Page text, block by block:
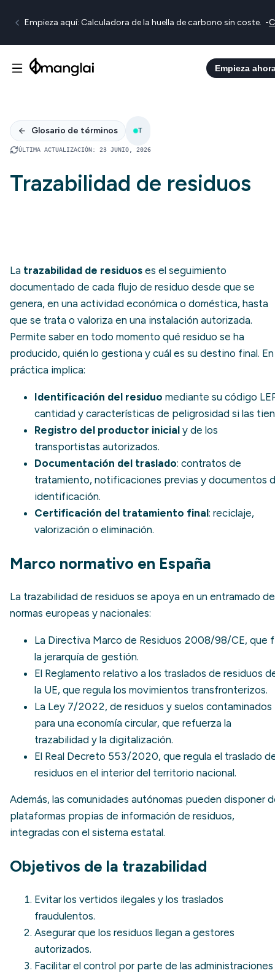
Empieza aquí: Calculadora de la huella de carbono sin coste. -
Empieza
Glosario de términos T
ÚLTIMA ACTUALIZACIÓN: 23 JUNIO, 2026
Trazabilidad de residuos
La trazabilidad de residuos es el seguimiento
documentado de cada flujo de residuo desde que se
genera, en una actividad económica o doméstica, hasta
que se trata o valoriza en una instalación autorizada.
Permite saber en todo momento qué residuo se ha
producido, quién lo gestiona y cuál es su destino final. En
práctica implica:
Identificación del residuo mediante su código
cantidad y características de peligrosidad si las
Registro del productor inicial y de los
transportistas autorizados.
Documentación del traslado: contratos de
tratamiento, notificaciones previas y documentos
identificación.
Certificación del tratamiento final: reciclaje,
valorización o eliminación.
Marco normativo en España
La trazabilidad de residuos se apoya en un entramado de
normas europeas y nacionales:
La Directiva Marco de Residuos 2008/98/CE, que
la jerarquía de gestión.
El Reglamento relativo a los traslados de residuos
la UE, que regula los movimientos transfronterizos.
La Ley 7/2022, de residuos y suelos contaminados
para una economía circular, que refuerza la
trazabilidad y la digitalización.
El Real Decreto 553/2020, que regula el traslado
residuos en el interior del territorio nacional.
Además, las comunidades autónomas pueden disponer
plataformas propias de información de residuos,
integradas con el sistema estatal.
Objetivos de la trazabilidad
Evitar los vertidos ilegales y los traslados
fraudulentos.
Asegurar que los residuos llegan a gestores
autorizados.
Facilitar el control por parte de las administraciones